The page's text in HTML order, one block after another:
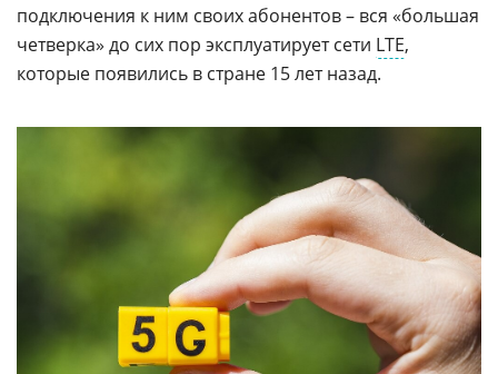
подключения к ним своих абонентов – вся «большая
четверка» до сих пор эксплуатирует сети LTE,
которые появились в стране 15 лет назад.